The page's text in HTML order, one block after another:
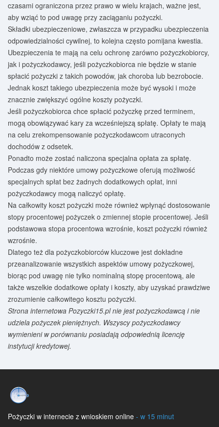
czasami ograniczona przez prawo w wielu krajach, ważne jest,
aby wziąć to pod uwagę przy zaciąganiu pożyczki.
Składki ubezpieczeniowe, zwłaszcza w przypadku ubezpieczenia
odpowiedzialności cywilnej, to kolejna często pomijana kwestia.
Ubezpieczenia te mają na celu ochronę zarówno pożyczkobiorcy,
jak i pożyczkodawcy, jeśli pożyczkobiorca nie będzie w stanie
spłacić pożyczki z takich powodów, jak choroba lub bezrobocie.
Jednak koszt takiego ubezpieczenia może być wysoki i może
znacznie zwiększyć ogólne koszty pożyczki.
Jeśli pożyczkobiorca chce spłacić pożyczkę przed terminem,
mogą obowiązywać kary za wcześniejszą spłatę. Opłaty te mają
na celu zrekompensowanie pożyczkodawcom utraconych
dochodów z odsetek.
Ponadto może zostać naliczona specjalna opłata za spłatę.
Podczas gdy niektóre umowy pożyczkowe oferują możliwość
specjalnych spłat bez żadnych dodatkowych opłat, inni
pożyczkodawcy mogą naliczyć opłatę.
Na całkowity koszt pożyczki może również wpłynąć dostosowanie
stopy procentowej pożyczek o zmiennej stopie procentowej. Jeśli
podstawowa stopa procentowa wzrośnie, koszt pożyczki również
wzrośnie.
Dlatego też dla pożyczkobiorców kluczowe jest dokładne
przeanalizowanie wszystkich aspektów umowy pożyczkowej,
biorąc pod uwagę nie tylko nominalną stopę procentową, ale
także wszelkie dodatkowe opłaty i koszty, aby uzyskać prawdziwe
zrozumienie całkowitego kosztu pożyczki.
Strona internetowa Pozyczki15.pl nie jest pożyczkodawcą i nie
udziela pożyczek pieniężnych. Wszyscy pożyczkodawcy
wymienieni w porównaniu posiadają odpowiednią licencję
instytucji kredytowej.
Pożyczki w internecie z wnioskiem online - w 15 minut